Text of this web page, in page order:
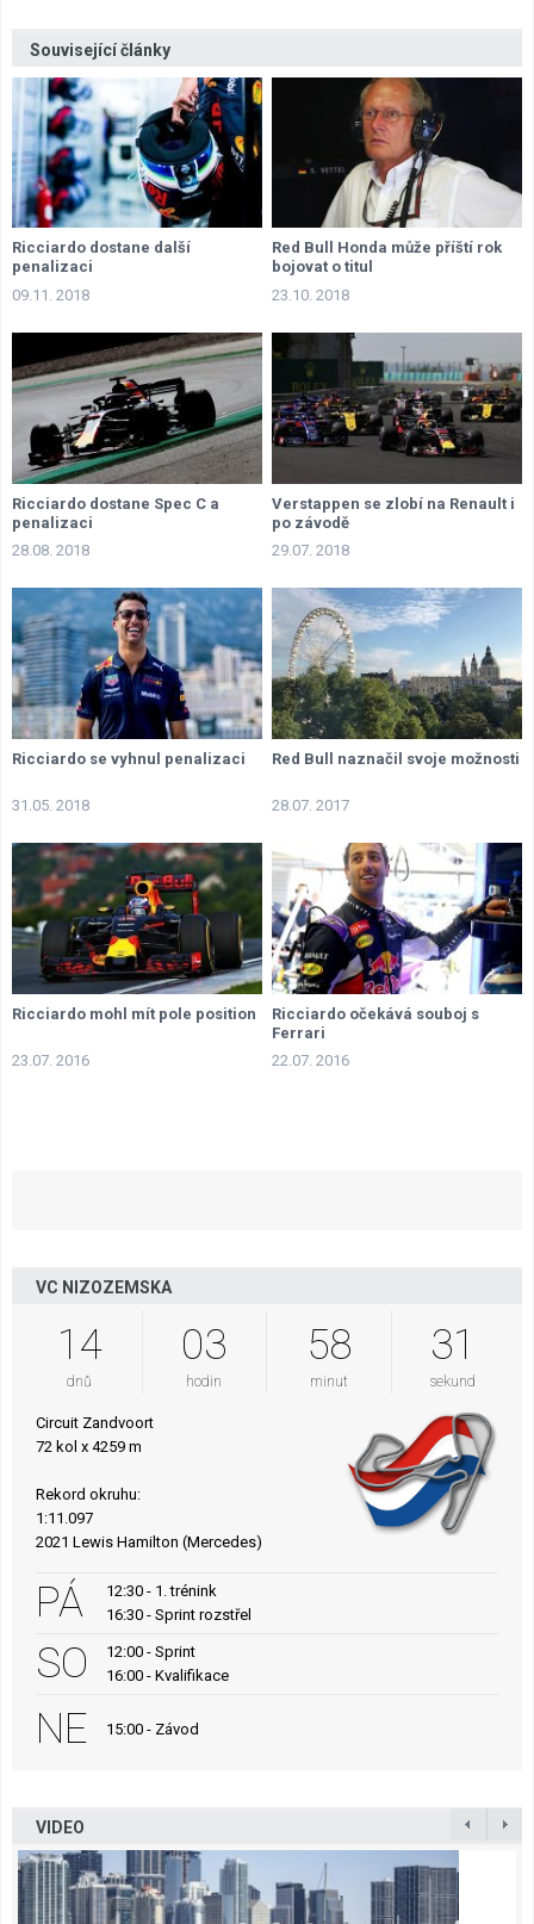
Související články
Ricciardo dostane další
penalizaci
09.11. 2018
Red Bull Honda může příští rok
bojovat o titul
23.10. 2018
Ricciardo dostane Spec C a
penalizaci
28.08. 2018
Verstappen se zlobí na Renault i
po závodě
29.07. 2018
Ricciardo se vyhnul penalizaci
31.05. 2018
Red Bull naznačil svoje možnosti
28.07. 2017
Ricciardo mohl mít pole position
23.07. 2016
Ricciardo očekává souboj s
Ferrari
22.07. 2016
VC NIZOZEMSKA
14
dnů
03
hodin
58
minut
30
sekund
Circuit Zandvoort
72 kol x 4259 m
Rekord okruhu:
1:11.097
2021 Lewis Hamilton (Mercedes)
PÁ
12:30 - 1. trénink
16:30 - Sprint rozstřel
SO
12:00 - Sprint
16:00 - Kvalifikace
NE 15:00 - Závod
VIDEO